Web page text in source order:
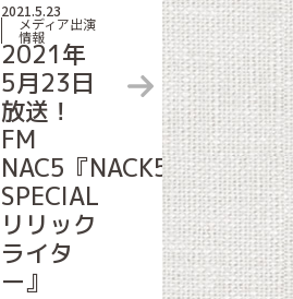
2021.5.23
メディア出演
情報
2021年
5月23日
放送！
FM
NAC5『NACK5
SPECIAL
リリック
ライタ
ー』